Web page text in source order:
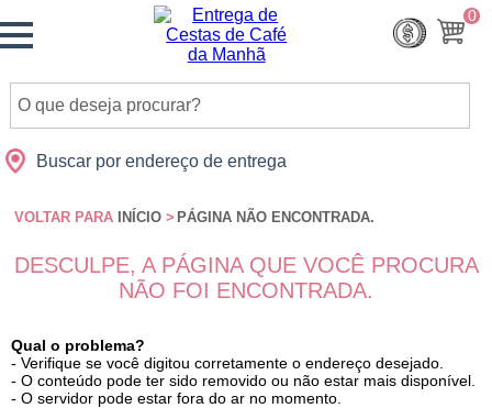
0
Buscar por endereço de entrega
Cidades Presentes Datas Shopping
Monte
sua
Cesta
VOLTAR PARA INÍCIO > PÁGINA NÃO ENCONTRADA.
DESCULPE, A PÁGINA QUE VOCÊ PROCURA
NÃO FOI ENCONTRADA.
Qual o problema?
- Verifique se você digitou corretamente o endereço desejado.
- O conteúdo pode ter sido removido ou não estar mais disponível.
- O servidor pode estar fora do ar no momento.